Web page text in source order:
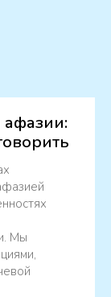
афазии:
Мы